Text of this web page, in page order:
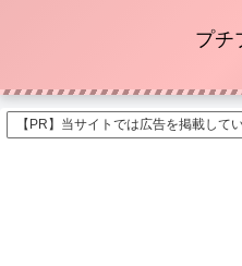
プチ
【PR】当サイトでは広告を掲載して